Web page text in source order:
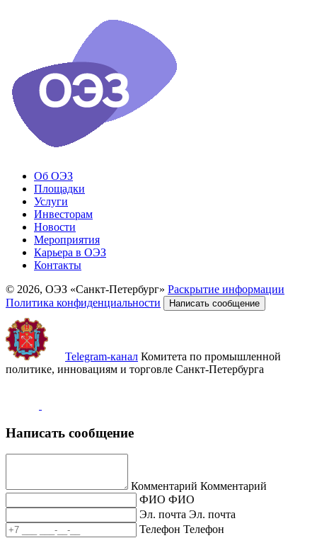
Об ОЭЗ
Площадки
Услуги
Инвесторам
Новости
Мероприятия
Карьера в ОЭЗ
Контакты
© 2026, ОЭЗ «Санкт-Петербург» Раскрытие информации
Политика конфиденциальности
Написать сообщение
Telegram-канал Комитета по промышленной
политике, инновациям и торговле Санкт-Петербурга
Написать сообщение
Комментарий Комментарий
ФИО ФИО
Эл. почта Эл. почта
Телефон Телефон